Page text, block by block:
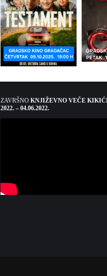
ZAVRŠNO KNJIŽEVNO VEČE
2022. – 04.06.2022.